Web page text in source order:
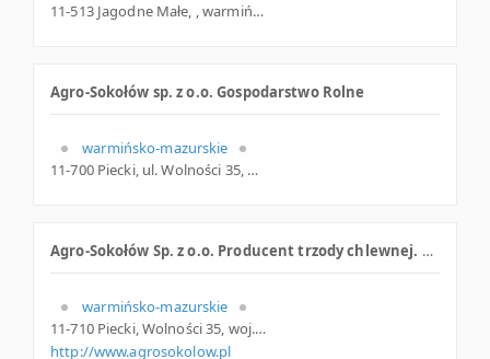
11-513 Jagodne Małe, , warmińsko-mazurskie
Agro-Sokołów sp. z o.o. Gospodarstwo Rolne
warmińsko-mazurskie
11-700 Piecki, ul. Wolności 35, warmińsko-mazurskie
Agro-Sokołów Sp. z o.o. Producent trzody chlewnej. Prosięta, tuczniki, loszki, knurki
warmińsko-mazurskie
11-710 Piecki, Wolności 35, woj. Warmińsko-mazurskie, pow. Mrągowski, gm. Piecki
http://www.agrosokolow.pl